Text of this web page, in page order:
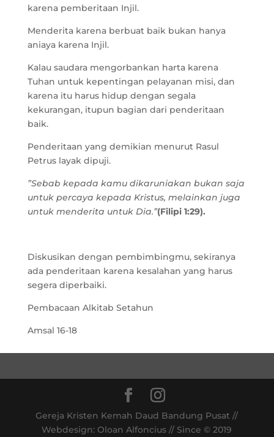
karena pemberitaan Injil.
Menderita karena berbuat baik bukan hanya
aniaya karena Injil.
Kalau saudara mengorbankan harta karena
Tuhan untuk kepentingan pelayanan misi, dan
karena itu harus hidup dengan segala
kekurangan, itupun bagian dari penderitaan
baik.
Penderitaan yang demikian menurut Rasul
Petrus layak dipuji.
”Sebab kepada kamu dikaruniakan bukan saja
untuk percaya kepada Kristus, melainkan juga
untuk menderita untuk Dia.”(Filipi 1:29).
Diskusikan dengan pembimbingmu, sekiranya
ada penderitaan karena kesalahan yang harus
segera diperbaiki.
Pembacaan Alkitab Setahun
Amsal 16-18
Gereja Kristen Kemah Daud Bandung Pusat //
Webdesign: Oloan Alfoncius // Since © 2019